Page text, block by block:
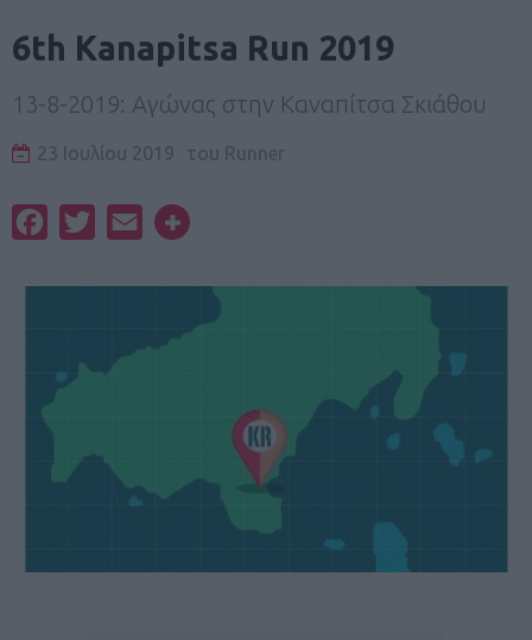
6th Kanapitsa Run 2019
13-8-2019: Αγώνας στην Καναπίτσα Σκιάθου
23 Ιουλίου 2019 του Runner
FacebookTwitterEmail